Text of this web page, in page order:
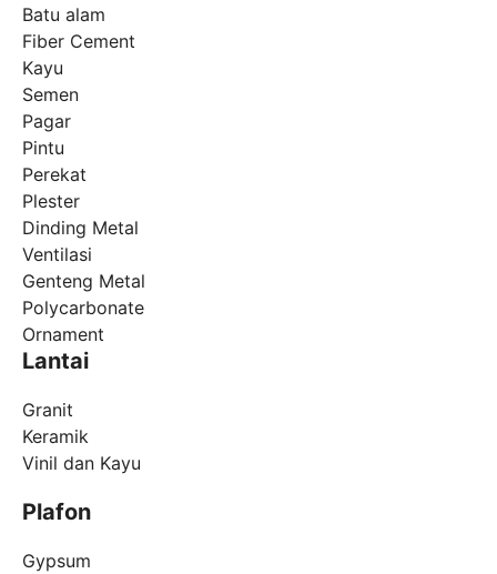
Batu alam
Fiber Cement
Kayu
Semen
Pagar
Pintu
Perekat
Plester
Dinding Metal
Ventilasi
Genteng Metal
Polycarbonate
Ornament
Lantai
Granit
Keramik
Vinil dan Kayu
Plafon
Gypsum